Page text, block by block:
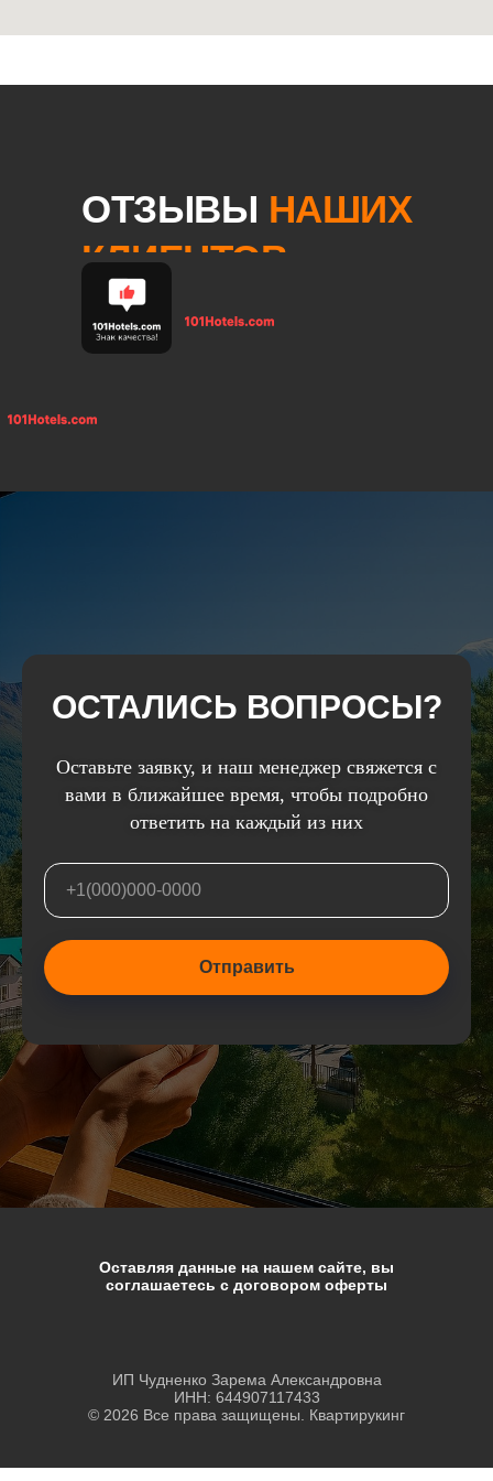
ОТЗЫВЫ НАШИХ
КЛИЕНТОВ
ОСТАЛИСЬ ВОПРОСЫ?
Оставьте заявку, и наш менеджер свяжется с
вами в ближайшее время, чтобы подробно
ответить на каждый из них
+1(000)000-0000
Отправить
Оставляя данные на нашем сайте, вы
соглашаетесь с договором оферты
ИП Чудненко Зарема Александровна
ИНН: 644907117433
© 2026 Все права защищены. Квартирукинг